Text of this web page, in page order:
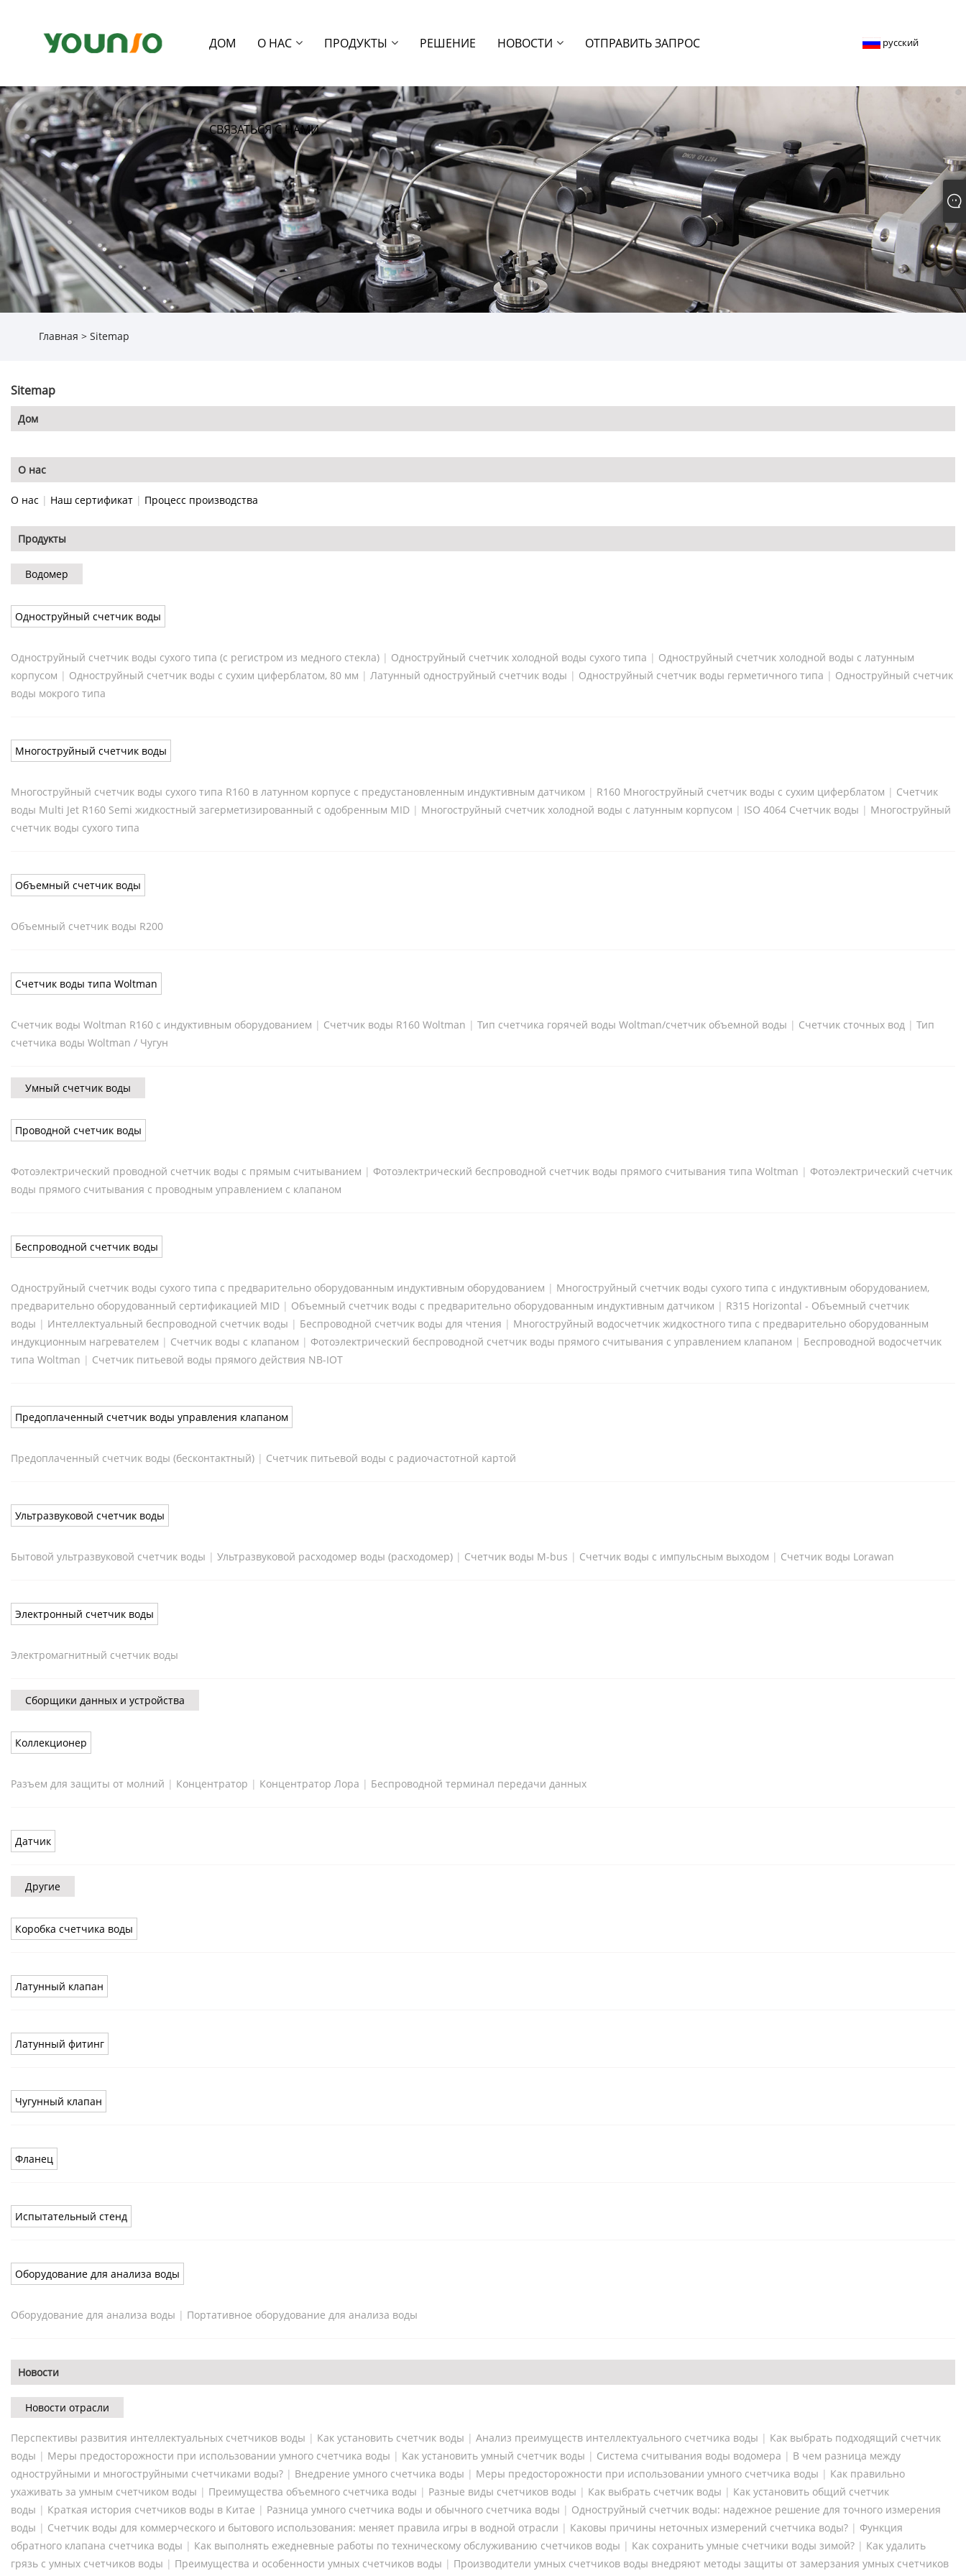
ДОМ О НАС ПРОДУКТЫ РЕШЕНИЕ НОВОСТИ ОТПРАВИТЬ ЗАПРОС
СВЯЗАТЬСЯ С НАМИ
русский
Главная > Sitemap
Sitemap
Дом
О нас
О нас | Наш сертификат | Процесс производства
Продукты
Водомер
Одноструйный счетчик воды
Одноструйный счетчик воды сухого типа (с регистром из медного стекла) | Одноструйный счетчик холодной воды сухого типа | Одноструйный счетчик холодной воды с латунным
корпусом | Одноструйный счетчик воды с сухим циферблатом, 80 мм | Латунный одноструйный счетчик воды | Одноструйный счетчик воды герметичного типа | Одноструйный счетчик
воды мокрого типа
Многоструйный счетчик воды
Многоструйный счетчик воды сухого типа R160 в латунном корпусе с предустановленным индуктивным датчиком | R160 Многоструйный счетчик воды с сухим циферблатом | Счетчик
воды Multi Jet R160 Semi жидкостный загерметизированный с одобренным MID | Многоструйный счетчик холодной воды с латунным корпусом | ISO 4064 Счетчик воды | Многоструйный
счетчик воды сухого типа
Объемный счетчик воды
Объемный счетчик воды R200
Счетчик воды типа Woltman
Счетчик воды Woltman R160 с индуктивным оборудованием | Счетчик воды R160 Woltman | Тип счетчика горячей воды Woltman/счетчик объемной воды | Счетчик сточных вод | Тип
счетчика воды Woltman / Чугун
Умный счетчик воды
Проводной счетчик воды
Фотоэлектрический проводной счетчик воды с прямым считыванием | Фотоэлектрический беспроводной счетчик воды прямого считывания типа Woltman | Фотоэлектрический счетчик
воды прямого считывания с проводным управлением с клапаном
Беспроводной счетчик воды
Одноструйный счетчик воды сухого типа с предварительно оборудованным индуктивным оборудованием | Многоструйный счетчик воды сухого типа с индуктивным оборудованием,
предварительно оборудованный сертификацией MID | Объемный счетчик воды с предварительно оборудованным индуктивным датчиком | R315 Horizontal - Объемный счетчик
воды | Интеллектуальный беспроводной счетчик воды | Беспроводной счетчик воды для чтения | Многоструйный водосчетчик жидкостного типа с предварительно оборудованным
индукционным нагревателем | Счетчик воды с клапаном | Фотоэлектрический беспроводной счетчик воды прямого считывания с управлением клапаном | Беспроводной водосчетчик
типа Woltman | Счетчик питьевой воды прямого действия NB-IOT
Предоплаченный счетчик воды управления клапаном
Предоплаченный счетчик воды (бесконтактный) | Счетчик питьевой воды с радиочастотной картой
Ультразвуковой счетчик воды
Бытовой ультразвуковой счетчик воды | Ультразвуковой расходомер воды (расходомер) | Счетчик воды M-bus | Счетчик воды с импульсным выходом | Счетчик воды Lorawan
Электронный счетчик воды
Электромагнитный счетчик воды
Сборщики данных и устройства
Коллекционер
Разъем для защиты от молний | Концентратор | Концентратор Лора | Беспроводной терминал передачи данных
Датчик
Другие
Коробка счетчика воды
Латунный клапан
Латунный фитинг
Чугунный клапан
Фланец
Испытательный стенд
Оборудование для анализа воды
Оборудование для анализа воды | Портативное оборудование для анализа воды
Новости
Новости отрасли
Перспективы развития интеллектуальных счетчиков воды | Как установить счетчик воды | Анализ преимуществ интеллектуального счетчика воды | Как выбрать подходящий счетчик
воды | Меры предосторожности при использовании умного счетчика воды | Как установить умный счетчик воды | Система считывания воды водомера | В чем разница между
одноструйными и многоструйными счетчиками воды? | Внедрение умного счетчика воды | Меры предосторожности при использовании умного счетчика воды | Как правильно
ухаживать за умным счетчиком воды | Преимущества объемного счетчика воды | Разные виды счетчиков воды | Как выбрать счетчик воды | Как установить общий счетчик
воды | Краткая история счетчиков воды в Китае | Разница умного счетчика воды и обычного счетчика воды | Одноструйный счетчик воды: надежное решение для точного измерения
воды | Счетчик воды для коммерческого и бытового использования: меняет правила игры в водной отрасли | Каковы причины неточных измерений счетчика воды? | Функция
обратного клапана счетчика воды | Как выполнять ежедневные работы по техническому обслуживанию счетчиков воды | Как сохранить умные счетчики воды зимой? | Как удалить
грязь с умных счетчиков воды | Преимущества и особенности умных счетчиков воды | Производители умных счетчиков воды внедряют методы защиты от замерзания умных счетчиков